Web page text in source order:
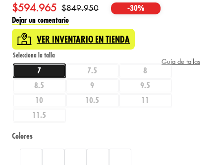
5
$594.965 $849.950 -30%
Dejar un comentario
VER INVENTARIO EN TIENDA
Guía de tallas
7 7.5
8
8.5
9
9.5
10
10.5
11
11.5
Colores